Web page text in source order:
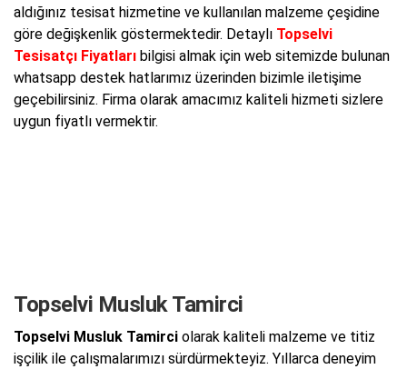
aldığınız tesisat hizmetine ve kullanılan malzeme çeşidine
göre değişkenlik göstermektedir. Detaylı Topselvi
Tesisatçı Fiyatları bilgisi almak için web sitemizde bulunan
whatsapp destek hatlarımız üzerinden bizimle iletişime
geçebilirsiniz. Firma olarak amacımız kaliteli hizmeti sizlere
uygun fiyatlı vermektir.
Topselvi Musluk Tamirci
Topselvi Musluk Tamirci olarak kaliteli malzeme ve titiz
işçilik ile çalışmalarımızı sürdürmekteyiz. Yıllarca deneyim